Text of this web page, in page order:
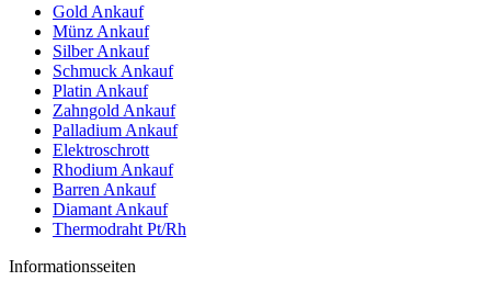
Gold Ankauf
Münz Ankauf
Silber Ankauf
Schmuck Ankauf
Platin Ankauf
Zahngold Ankauf
Palladium Ankauf
Elektroschrott
Rhodium Ankauf
Barren Ankauf
Diamant Ankauf
Thermodraht Pt/Rh
Informationsseiten